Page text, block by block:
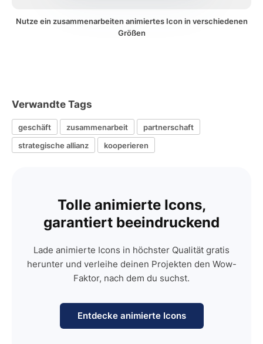
Nutze ein zusammenarbeiten animiertes Icon in verschiedenen
Größen
Verwandte Tags
geschäft zusammenarbeit
partnerschaft
strategische allianz
kooperieren
Tolle animierte Icons,
garantiert beeindruckend
Lade animierte Icons in höchster Qualität gratis
herunter und verleihe deinen Projekten den Wow-
Faktor, nach dem du suchst.
Entdecke animierte Icons